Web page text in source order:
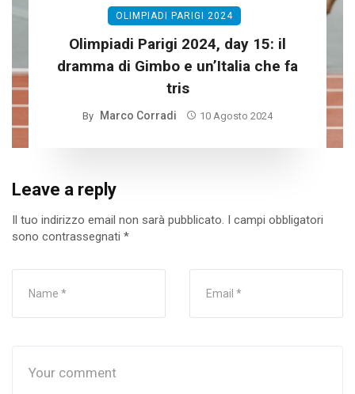
OLIMPIADI PARIGI 2024
Olimpiadi Parigi 2024, day 15: il
dramma di Gimbo e un’Italia che fa
tris
By Marco Corradi 10 Agosto 2024
Leave a reply
Il tuo indirizzo email non sarà pubblicato. I campi obbligatori
sono contrassegnati *